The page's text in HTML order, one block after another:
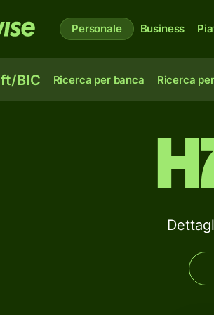
Personale Business
BIC Ricerca per banca Ricerca